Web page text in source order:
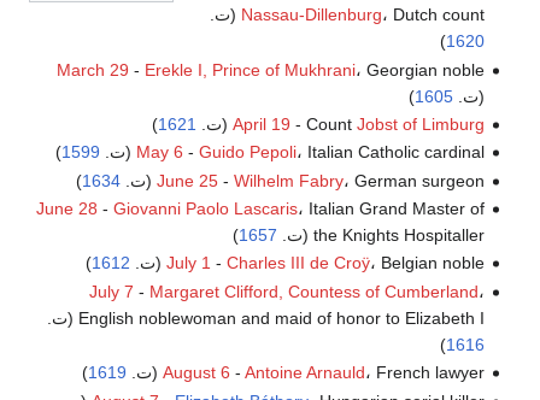
Nassau-Dillenburg، Dutch count (ت.
1620
)
March 29 - Erekle I, Prince of Mukhrani، Georgian noble
(ت.1605
)
April 19 - Count Jobst of Limburg (ت. 1621
)
May 6 - Guido Pepoli، Italian Catholic cardinal (ت. 1599
)
June 25- Wilhelm Fabry، German surgeon (ت. 1634
)
June 28 - Giovanni Paolo Lascaris، Italian Grand Master of
the Knights Hospitaller (ت.
1657
)
July 1 - Charles III de Croÿ، Belgian noble (ت. 1612
)
July 7 - Margaret Clifford, Countess of Cumberland،
English noblewoman and maid of honor to Elizabeth I (ت.
1616
)
August 6 - Antoine Arnauld، French lawyer (ت. 1619
)